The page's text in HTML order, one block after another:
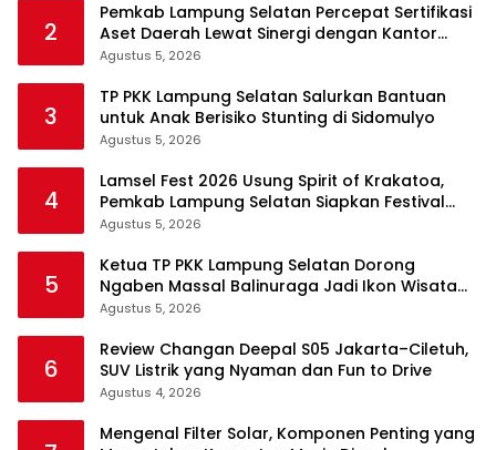
2
Pemkab Lampung Selatan Percepat Sertifikasi
Aset Daerah Lewat Sinergi dengan Kantor
Pertanahan
Agustus 5, 2026
3
TP PKK Lampung Selatan Salurkan Bantuan
untuk Anak Berisiko Stunting di Sidomulyo
Agustus 5, 2026
4
Lamsel Fest 2026 Usung Spirit of Krakatoa,
Pemkab Lampung Selatan Siapkan Festival
Lebih Spektakuler
Agustus 5, 2026
5
Ketua TP PKK Lampung Selatan Dorong
Ngaben Massal Balinuraga Jadi Ikon Wisata
Budaya
Agustus 5, 2026
6
Review Changan Deepal S05 Jakarta–Ciletuh,
SUV Listrik yang Nyaman dan Fun to Drive
Agustus 4, 2026
Mengenal Filter Solar, Komponen Penting yang